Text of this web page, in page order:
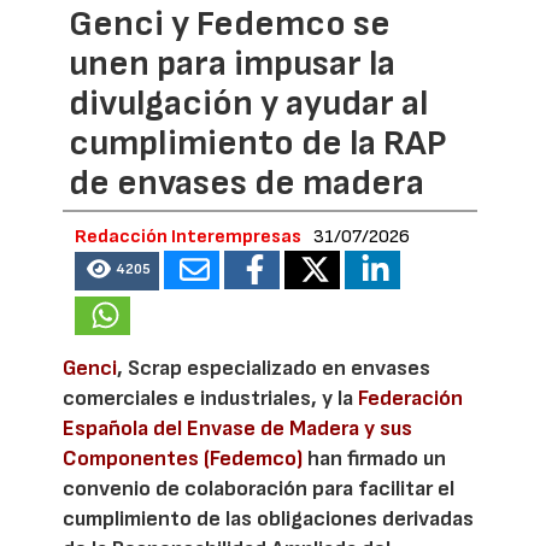
Genci y Fedemco se
unen para impusar la
divulgación y ayudar al
cumplimiento de la RAP
de envases de madera
Redacción Interempresas 31/07/2026
4205
Genci, Scrap especializado en envases
comerciales e industriales, y la Federación
Española del Envase de Madera y sus
Componentes (Fedemco) han firmado un
convenio de colaboración para facilitar el
cumplimiento de las obligaciones derivadas